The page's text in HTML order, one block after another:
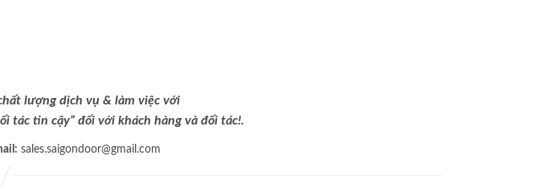
lượng dịch vụ & làm việc với
tác tin cậy” đối với khách hàng và đối tác!.
: sales.saigondoor@gmail.com